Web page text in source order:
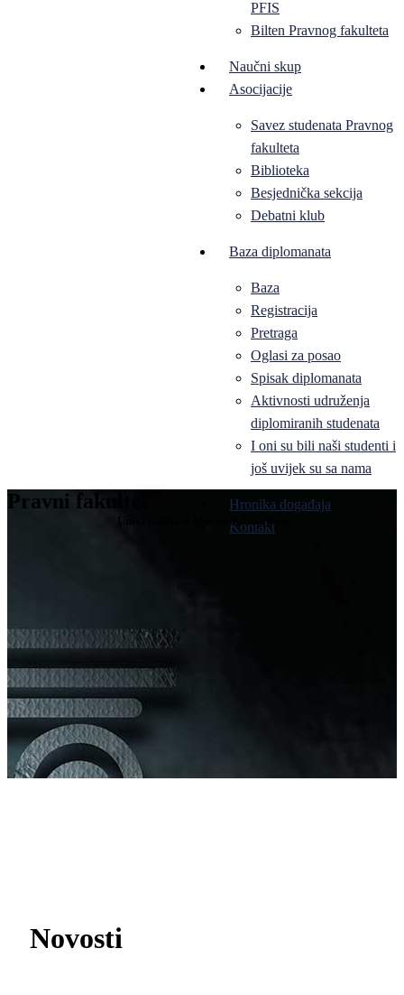
PFIS
Bilten Pravnog fakulteta
Naučni skup
Asocijacije
Savez studenata Pravnog
fakulteta
Biblioteka
Besjednička sekcija
Debatni klub
Baza diplomanata
Baza
Registracija
Pretraga
Oglasi za posao
Spisak diplomanata
Aktivnosti udruženja
diplomiranih studenata
I oni su bili naši studenti i
još uvijek su sa nama
Hronika događaja
Kontakt
Pravni fakultet
Univerziteta u Istočnom Sarajevu
Novosti